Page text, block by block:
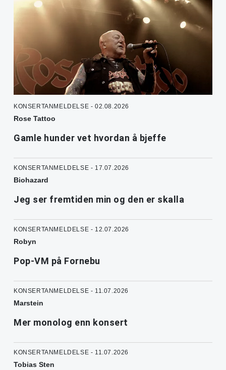
KONSERTANMELDELSE - 02.08.2026
Rose Tattoo
Gamle hunder vet hvordan å bjeffe
KONSERTANMELDELSE - 17.07.2026
Biohazard
Jeg ser fremtiden min og den er skalla
KONSERTANMELDELSE - 12.07.2026
Robyn
Pop-VM på Fornebu
KONSERTANMELDELSE - 11.07.2026
Marstein
Mer monolog enn konsert
KONSERTANMELDELSE - 11.07.2026
Tobias Sten